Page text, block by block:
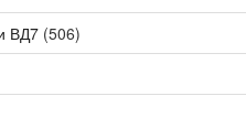
ВД7(506)